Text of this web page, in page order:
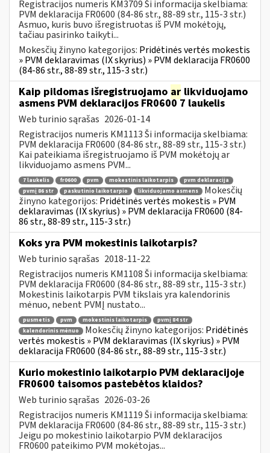
Registracijos numeris KM3709 Ši informacija skelbiama:
PVM deklaracija FR0600 (84-86 str., 88-89 str., 115-3 str.)
Asmuo, kuris buvo išregistruotas iš PVM mokėtojų,
tačiau pasirinko taikyti...
Mokesčių žinyno kategorijos: Pridėtinės vertės mokestis
» PVM deklaravimas (IX skyrius) » PVM deklaracija FR0600
(84-86 str., 88-89 str., 115-3 str.)
Kaip pildomas išregistruojamo ar likviduojamo
asmens PVM deklaracijos FR0600 7 laukelis
Web turinio sąrašas 2026-01-14
Registracijos numeris KM1113 Ši informacija skelbiama:
PVM deklaracija FR0600 (84-86 str., 88-89 str., 115-3 str.)
Kai pateikiama išregistruojamo iš PVM mokėtojų ar
likviduojamo asmens PVM...
7 laukelis fr0600 pvm mokestinis laikotarpis
pvm deklaracija
pvmį 86 str
paskutinio laikotarpio likviduojamo asmens
Mokesčių
žinyno kategorijos: Pridėtinės vertės mokestis » PVM
deklaravimas (IX skyrius) » PVM deklaracija FR0600 (84-
86 str., 88-89 str., 115-3 str.)
Koks yra PVM mokestinis laikotarpis?
Web turinio sąrašas 2018-11-22
Registracijos numeris KM1108 Ši informacija skelbiama:
PVM deklaracija FR0600 (84-86 str., 88-89 str., 115-3 str.)
Mokestinis laikotarpis PVM tikslais yra kalendorinis
mėnuo, nebent PVMĮ nustato...
pusmetis pvm mokestinis laikotarpis
pvmį 84 str
kalendorinis mėnuo
Mokesčių žinyno kategorijos: Pridėtinės
vertės mokestis » PVM deklaravimas (IX skyrius) » PVM
deklaracija FR0600 (84-86 str., 88-89 str., 115-3 str.)
Kurio mokestinio laikotarpio PVM deklaracijoje
FR0600 taisomos pastebėtos klaidos?
Web turinio sąrašas 2026-03-26
Registracijos numeris KM1119 Ši informacija skelbiama:
PVM deklaracija FR0600 (84-86 str., 88-89 str., 115-3 str.)
Jeigu po mokestinio laikotarpio PVM deklaracijos
FR0600 pateikimo PVM mokėtojas...